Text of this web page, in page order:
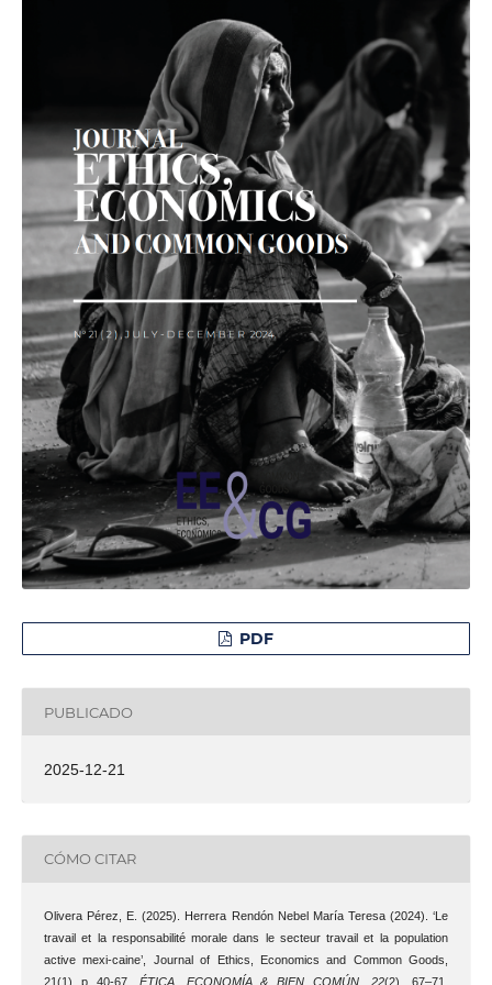
PDF
PUBLICADO
2025-12-21
CÓMO CITAR
Olivera Pérez, E. (2025). Herrera Rendón Nebel María Teresa (2024). ‘Le
travail et la responsabilité morale dans le secteur travail et la population
active mexi-caine’, Journal of Ethics, Economics and Common Goods,
21(1) p 40-67. ÉTICA, ECONOMÍA & BIEN COMÚN ,22(2), 67–71.